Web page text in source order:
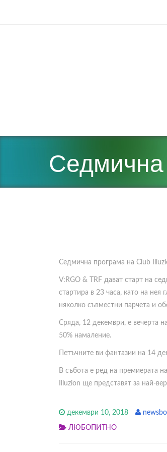
Седмична програма на Club
V:RGO & TRF дават старт на
стартира в 23 часа, като на
няколко съвместни парчета и
Сряда, 12 декември, е вечерта
50% намаление.
Петъчните ви фантазии на 14
В събота е ред на премиерата
Illuzion ще представят за най-
декември 10, 2018
ЛЮБОПИТНО